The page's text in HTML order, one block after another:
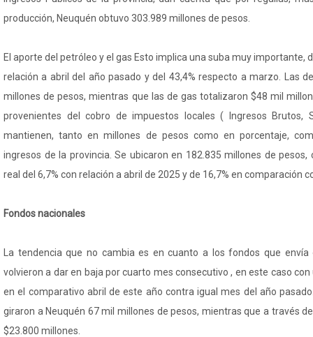
producción, Neuquén obtuvo 303.989 millones de pesos.
El aporte del petróleo y el gas Esto implica una suba muy importante,
relación a abril del año pasado y del 43,4% respecto a marzo. Las
millones de pesos, mientras que las de gas totalizaron $48 mil
provenientes del cobro de impuestos locales ( Ingresos Brutos,
mantienen, tanto en millones de pesos como en porcentaje,
ingresos de la provincia. Se ubicaron en 182.835 millones de pesos,
real del 6,7% con relación a abril de 2025 y de 16,7% en comparación
Fondos nacionales
La tendencia que no cambia es en cuanto a los fondos que envía
volvieron a dar en baja por cuarto mes consecutivo , en este caso
en el comparativo abril de este año contra igual mes del año
giraron a Neuquén 67 mil millones de pesos, mientras que a través
$23.800 millones.